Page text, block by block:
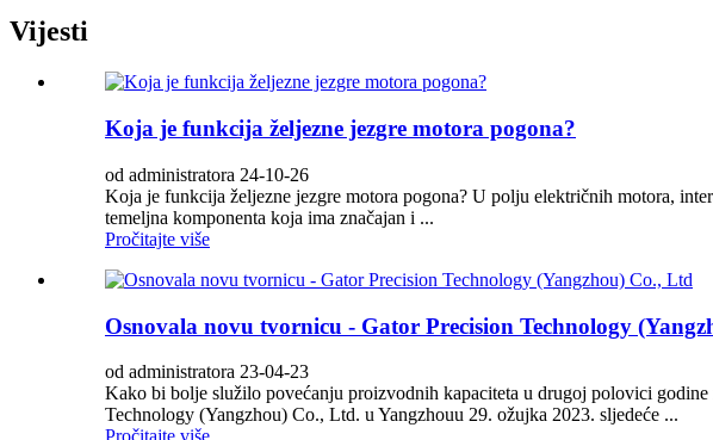
Vijesti
Koja je funkcija željezne jezgre motora pogona?
od administratora 24-10-26
Koja je funkcija željezne jezgre motora pogona? U polju električnih motora,
temeljna komponenta koja ima značajan i ...
Pročitajte više
Osnovala novu tvornicu - Gator Precision Technology
od administratora 23-04-23
Kako bi bolje služilo povećanju proizvodnih kapaciteta u drugoj polovici
Technology (Yangzhou) Co., Ltd. u Yangzhouu 29. ožujka 2023. sljedeće ...